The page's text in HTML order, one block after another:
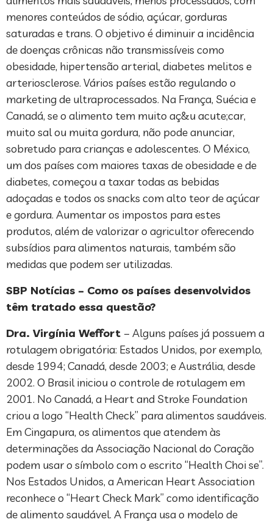
menores conteúdos de sódio, açúcar, gorduras
saturadas e trans. O objetivo é diminuir a incidência
de doenças crônicas não transmissíveis como
obesidade, hipertensão arterial, diabetes melitos e
arteriosclerose. Vários países estão regulando o
marketing de ultraprocessados. Na França, Suécia e
Canadá, se o alimento tem muito aç&u acute;car,
muito sal ou muita gordura, não pode anunciar,
sobretudo para crianças e adolescentes. O México,
um dos países com maiores taxas de obesidade e de
diabetes, começou a taxar todas as bebidas
adoçadas e todos os snacks com alto teor de açúcar
e gordura. Aumentar os impostos para estes
produtos, além de valorizar o agricultor oferecendo
subsídios para alimentos naturais, também são
medidas que podem ser utilizadas.
SBP Notícias – Como os países desenvolvidos
têm tratado essa questão?
Dra. Virgínia Weffort – Alguns países já possuem a
rotulagem obrigatória: Estados Unidos, por exemplo,
desde 1994; Canadá, desde 2003; e Austrália, desde
2002. O Brasil iniciou o controle de rotulagem em
2001. No Canadá, a Heart and Stroke Foundation
criou a logo “Health Check” para alimentos saudáveis.
Em Cingapura, os alimentos que atendem às
determinações da Associação Nacional do Coração
podem usar o símbolo com o escrito “Health Choi se”.
Nos Estados Unidos, a American Heart Association
reconhece o “Heart Check Mark” como identificação
de alimento saudável. A França usa o modelo de